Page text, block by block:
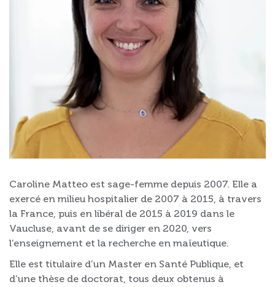
Caroline Matteo est sage-femme depuis 2007. Elle a
exercé en milieu hospitalier de 2007 à 2015, à travers
la France, puis en libéral de 2015 à 2019 dans le
Vaucluse, avant de se diriger en 2020, vers
l’enseignement et la recherche en maïeutique.
Elle est titulaire d’un Master en Santé Publique, et
d’une thèse de doctorat, tous deux obtenus à